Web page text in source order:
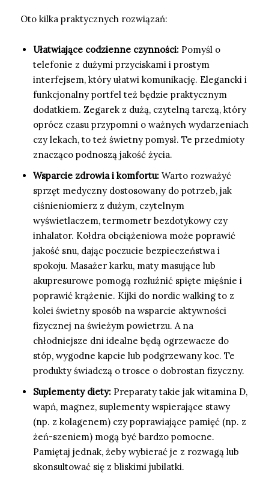
Oto kilka praktycznych rozwiązań:
Ułatwiające codzienne czynności: Pomyśl o
telefonie z dużymi przyciskami i prostym
interfejsem, który ułatwi komunikację. Elegancki i
funkcjonalny portfel też będzie praktycznym
dodatkiem. Zegarek z dużą, czytelną tarczą, który
oprócz czasu przypomni o ważnych wydarzeniach
czy lekach, to też świetny pomysł. Te przedmioty
znacząco podnoszą jakość życia.
Wsparcie zdrowia i komfortu: Warto rozważyć
sprzęt medyczny dostosowany do potrzeb, jak
ciśnieniomierz z dużym, czytelnym
wyświetlaczem, termometr bezdotykowy czy
inhalator. Kołdra obciążeniowa może poprawić
jakość snu, dając poczucie bezpieczeństwa i
spokoju. Masażer karku, maty masujące lub
akupresurowe pomogą rozluźnić spięte mięśnie i
poprawić krążenie. Kijki do nordic walking to z
kolei świetny sposób na wsparcie aktywności
fizycznej na świeżym powietrzu. A na
chłodniejsze dni idealne będą ogrzewacze do
stóp, wygodne kapcie lub podgrzewany koc. Te
produkty świadczą o trosce o dobrostan fizyczny.
Suplementy diety: Preparaty takie jak witamina D,
wapń, magnez, suplementy wspierające stawy
(np. z kolagenem) czy poprawiające pamięć (np. z
żeń-szeniem) mogą być bardzo pomocne.
Pamiętaj jednak, żeby wybierać je z rozwagą lub
skonsultować się z bliskimi jubilatki.